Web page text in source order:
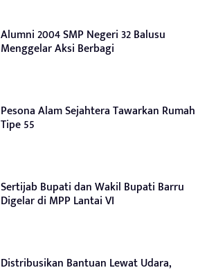
Alumni 2004 SMP Negeri 32 Balusu
Menggelar Aksi Berbagi
Pesona Alam Sejahtera Tawarkan Rumah
Tipe 55
Sertijab Bupati dan Wakil Bupati Barru
Digelar di MPP Lantai VI
Distribusikan Bantuan Lewat Udara,